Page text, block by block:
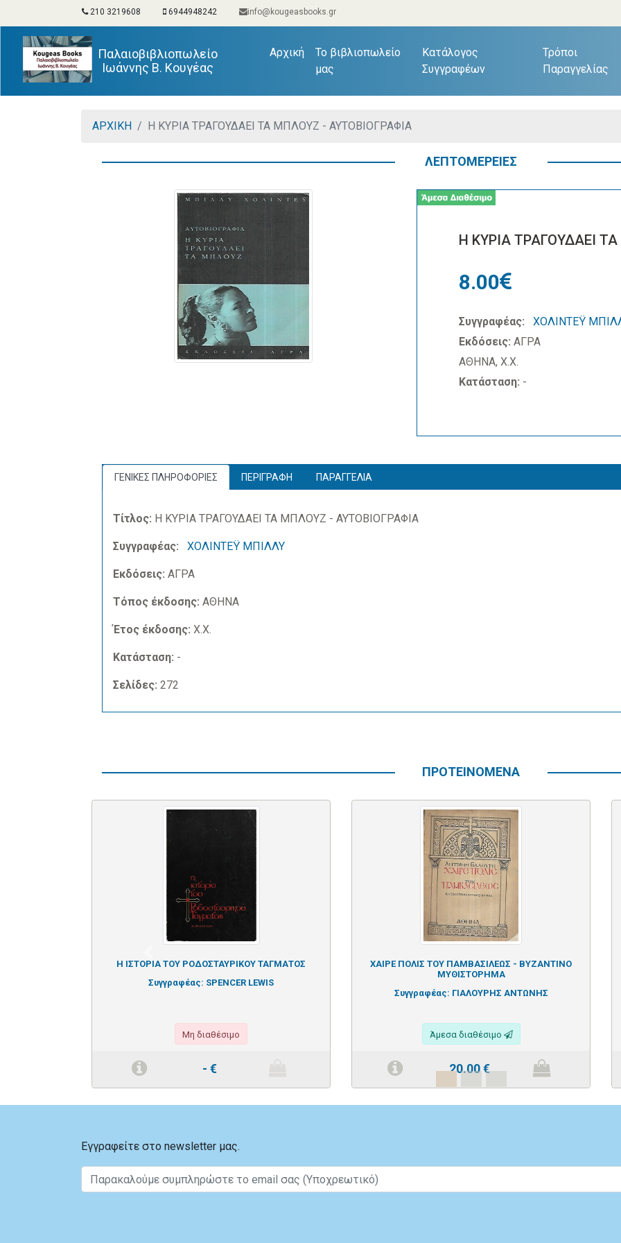
210 3219608 6944948242 info@kougeasbooks.gr
Παλαιοβιβλιοπωλείο
Ιωάννης Β. Κουγέας
Αρχική(current)
Το βιβλιοπωλείο
μας
Κατάλογος
Συγγραφέων
Τρόποι
Παραγγελίας
ΑΡΧΙΚΗ Η ΚΥΡΙΑ ΤΡΑΓΟΥΔΑΕΙ ΤΑ ΜΠΛΟΥΖ - ΑΥΤΟΒΙΟΓΡΑΦΙΑ
ΛΕΠΤΟΜΕΡΕΙΕΣ
Η ΚΥΡΙΑ ΤΡΑΓΟΥΔΑΕΙ
8.00
Συγγραφέας:
ΧΟΛΙΝΤΕΫ
Εκδόσεις: ΑΓΡΑ
ΑΘΗΝΑ, Χ.Χ.
Κατάσταση: -
ΓΕΝΙΚΕΣ ΠΛΗΡΟΦΟΡΙΕΣ ΠΕΡΙΓΡΑΦΗ ΠΑΡΑΓΓΕΛΙΑ
Τίτλος: Η ΚΥΡΙΑ ΤΡΑΓΟΥΔΑΕΙ ΤΑ ΜΠΛΟΥΖ - ΑΥΤΟΒΙΟΓΡΑΦΙΑ
Συγγραφέας: ΧΟΛΙΝΤΕΫ ΜΠΙΛΛΥ
Εκδόσεις: ΑΓΡΑ
Τόπος έκδοσης: ΑΘΗΝΑ
Έτος έκδοσης: Χ.Χ.
Κατάσταση: -
Σελίδες: 272
ΠΡΟΤΕΙΝΟΜΕΝΑ
Η ΙΣΤΟΡΙΑ ΤΟΥ ΡΟΔΟΣΤΑΥΡΙΚΟΥ ΤΑΓΜΑΤΟΣ
Συγγραφέας: SPENCER LEWIS
Μη διαθέσιμο
- €
ΧΑΙΡΕ ΠΟΛΙΣ ΤΟΥ ΠΑΜΒΑΣΙΛΕΩΣ - ΒΥΖΑΝΤΙΝΟ
ΜΥΘΙΣΤΟΡΗΜΑ
Συγγραφέας: ΓΙΑΛΟΥΡΗΣ ΑΝΤΩΝΗΣ
Άμεσα διαθέσιμο
20.00€
Previous
Εγγραφείτε στο newsletter μας.